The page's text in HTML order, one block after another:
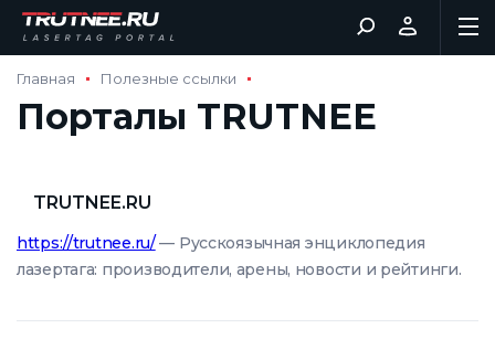
Главная Полезные ссылки
Порталы TRUTNEE
TRUTNEE.RU
https://trutnee.ru/— Русскоязычная энциклопедия
лазертага: производители, арены, новости и рейтинги.